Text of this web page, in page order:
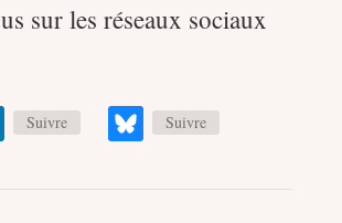
sur les réseaux sociaux
Suivre Suivre